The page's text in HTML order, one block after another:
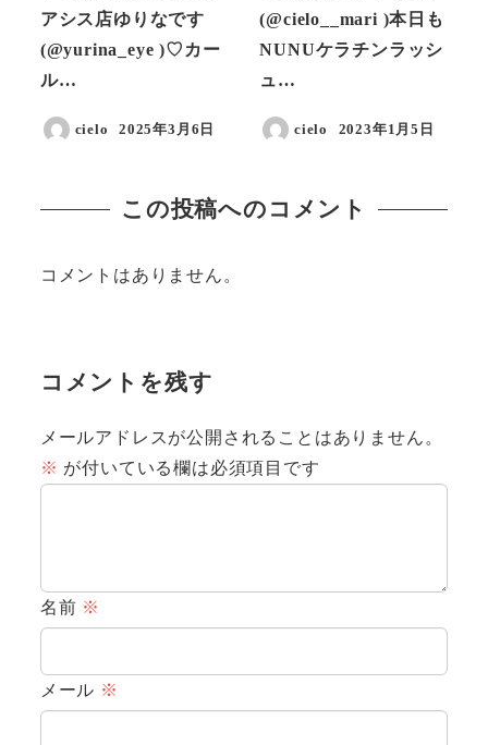
アシス店ゆりなです
(@yurina_eye )♡カー
ル…
cielo
投稿日
2025年3月6日
(@cielo__mari )本日も
NUNUケラチンラッシ
ュ…
cielo
投稿日
2023年1月5日
この投稿へのコメント
コメントはありません。
コメントを残す
メールアドレスが公開されることはありません。
※ が付いている欄は必須項目です
名前 ※
メール ※